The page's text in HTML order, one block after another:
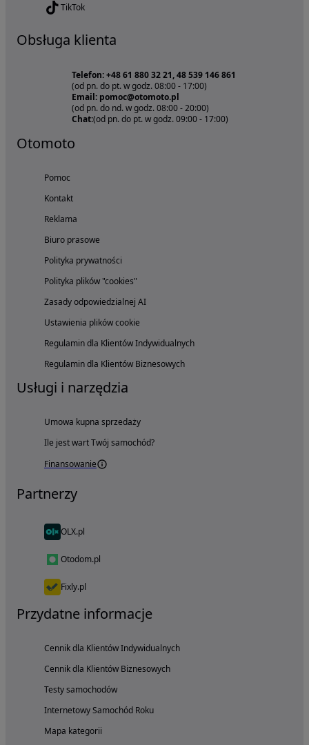
TikTok
Obsługa klienta
Telefon: +48 61 880 32 21, 48 539 146 861
(od pn. do pt. w godz. 08:00 - 17:00)
Email: pomoc@otomoto.pl
(od pn. do nd. w godz. 08:00 - 20:00)
Chat:(od pn. do pt. w godz. 09:00 - 17:00)
Otomoto
Pomoc
Kontakt
Reklama
Biuro prasowe
Polityka prywatności
Polityka plików "cookies"
Zasady odpowiedzialnej AI
Ustawienia plików cookie
Regulamin dla Klientów Indywidualnych
Regulamin dla Klientów Biznesowych
Usługi i narzędzia
Umowa kupna sprzedaży
Ile jest wart Twój samochód?
Finansowanie
Partnerzy
OLX.pl
Otodom.pl
Fixly.pl
Przydatne informacje
Cennik dla Klientów Indywidualnych
Cennik dla Klientów Biznesowych
Testy samochodów
Internetowy Samochód Roku
Mapa kategorii